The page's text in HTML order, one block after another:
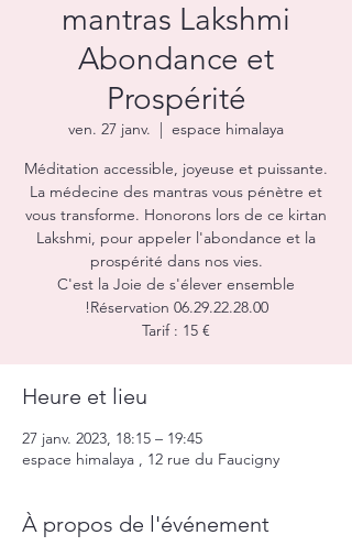
mantras Lakshmi
Abondance et
Prospérité
ven. 27 janv.
  |
espace himalaya
Méditation accessible, joyeuse et puissante.
La médecine des mantras vous pénètre et
vous transforme. Honorons lors de ce kirtan
Lakshmi, pour appeler l'abondance et la
prospérité dans nos vies.
C'est la Joie de s'élever ensemble
!Réservation 06.29.22.28.00
Tarif : 15 €
Heure et lieu
27 janv. 2023, 18:15 – 19:45
espace himalaya , 12 rue du Faucigny
À propos de l'événement